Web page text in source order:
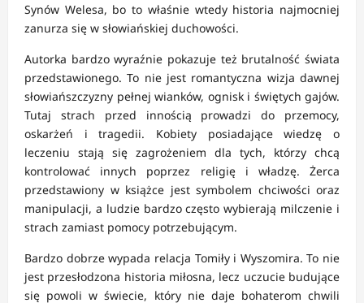
Synów Welesa, bo to właśnie wtedy historia najmocniej
zanurza się w słowiańskiej duchowości.
Autorka bardzo wyraźnie pokazuje też brutalność świata
przedstawionego. To nie jest romantyczna wizja dawnej
słowiańszczyzny pełnej wianków, ognisk i świętych gajów.
Tutaj strach przed innością prowadzi do przemocy,
oskarżeń i tragedii. Kobiety posiadające wiedzę o
leczeniu stają się zagrożeniem dla tych, którzy chcą
kontrolować innych poprzez religię i władzę. Żerca
przedstawiony w książce jest symbolem chciwości oraz
manipulacji, a ludzie bardzo często wybierają milczenie i
strach zamiast pomocy potrzebującym.
Bardzo dobrze wypada relacja Tomiły i Wyszomira. To nie
jest przesłodzona historia miłosna, lecz uczucie budujące
się powoli w świecie, który nie daje bohaterom chwili